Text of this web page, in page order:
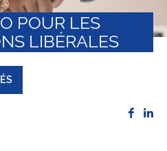
POUR LES
LIBÉRALES